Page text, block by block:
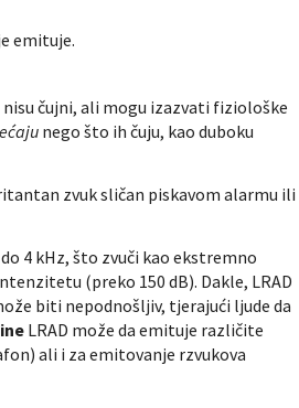
emituje.
nisu čujni, ali mogu izazvati fiziološke
nego što ih čuju, kao duboku
zvuk sličan piskavom alarmu ili
4 kHz, što zvuči kao ekstremno
(preko 150 dB). Dakle, LRAD
biti nepodnošljiv, tjerajući ljude da
LRAD može da emituje različite
ali i za emitovanje rzvukova